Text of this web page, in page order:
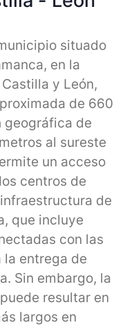
situado
en la
y León,
de 660
geográfica de
al sureste
un acceso
centros de
de
que incluye
con las
entrega de
Sin embargo, la
resultar en
largos en